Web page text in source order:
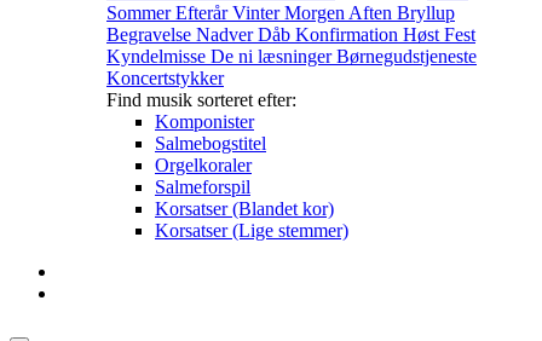
SommerEfterårVinterMorgen Aften Bryllup
Begravelse NadverDåb Konfirmation Høst Fest
Kyndelmisse De ni læsningerBørnegudstjeneste
Koncertstykker
Find musik sorteret efter:
Komponister
Salmebogstitel
Orgelkoraler
Salmeforspil
Korsatser (Blandet kor)
Korsatser (Lige stemmer)